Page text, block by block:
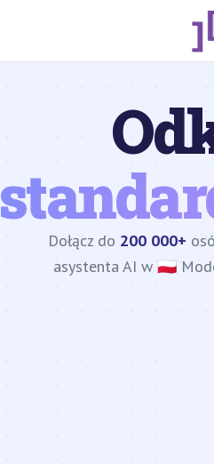
Dołącz do 200 000+
asystenta AI w 🇵🇱